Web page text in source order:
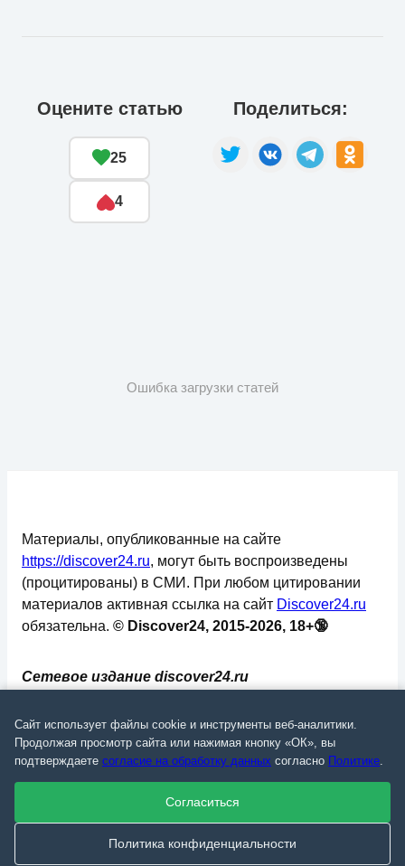
Оцените статью
25
4
Поделиться:
Ошибка загрузки статей
✅ 📄 💬 🔐 📝 ⚙️
Сетевое издание discover24.ru
надзору в сфере связи, информационных
технологий и массовых коммуникаций
(Роскомнадзор). Регистрационный номер: ЭЛ №
ФС 77 - 73793.
Материалы, опубликованные на сайте
https://discover24.ru, могут быть воспроизведены
(процитированы) в СМИ. При любом цитировании
материалов активная ссылка на сайт Discover24.ru
обязательна. © Discover24, 2015-2026, 18+🔞
Сайт использует файлы cookie и инструменты веб-аналитики.
Продолжая просмотр сайта или нажимая кнопку «ОК», вы
подтверждаете согласие на обработку данных согласно Политике.
Согласиться
Политика конфиденциальности